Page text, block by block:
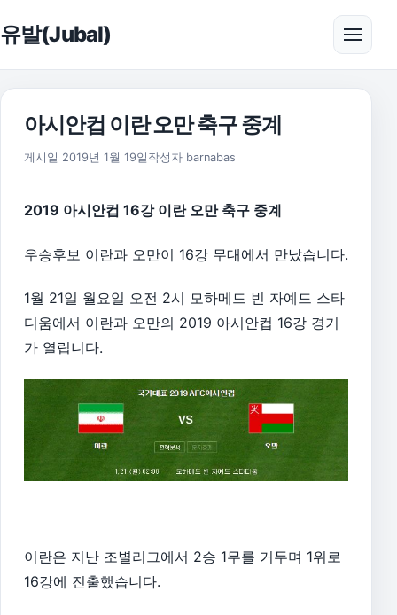
유발(Jubal) 메뉴
아시안컵 이란 오만 축구 중계
게시일 2019년 1월 19일 2019년 4월 12일
작성자 barnabas
2019 아시안컵 16강 이란 오만 축구 중계
우승후보 이란과 오만이 16강 무대에서 만났습니다.
1월 21일 월요일 오전 2시 모하메드 빈 자예드 스타
디움에서 이란과 오만의 2019 아시안컵 16강 경기
가 열립니다.
이란은 지난 조별리그에서 2승 1무를 거두며 1위로
16강에 진출했습니다.